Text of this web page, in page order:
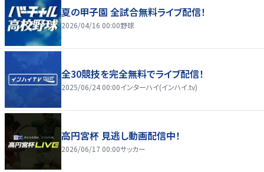
夏の甲子園 全試合無料ライブ配信！
2026/04/16 00:00野球
全30競技を完全無料でライブ配信！
2025/06/24 00:00インターハイ(インハイ.tv)
高円宮杯 見逃し動画配信中！
2026/06/17 00:00サッカー